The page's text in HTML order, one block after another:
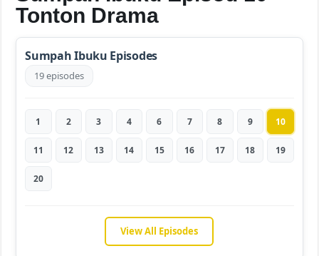
Tonton Drama
Sumpah Ibuku Episodes
19 episodes
1 2 3 4 6 7 8 9 10
11 12 13 14 15 16 17 18 19
20
View All Episodes